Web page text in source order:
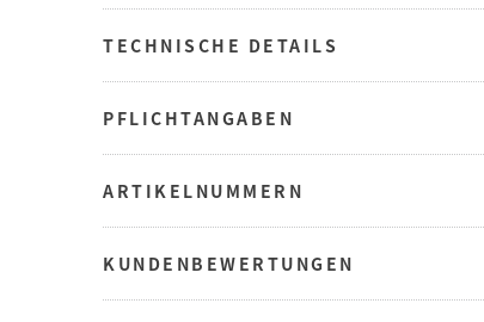
TECHNISCHE DETAILS
PFLICHTANGABEN
ARTIKELNUMMERN
KUNDENBEWERTUNGEN